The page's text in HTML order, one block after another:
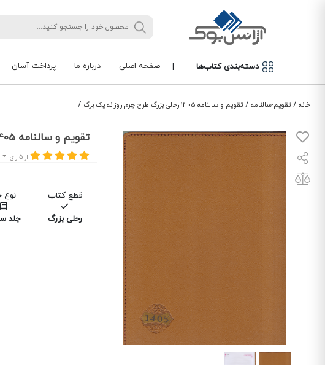
دسته‌بندی کتاب‌ها | صفحه اصلی درباره ما پرداخت آسان
خانه / تقویم-سالنامه / تقویم و سالنامه 1405 رحلی بزرگ طرح چرم روزانه یک برگ /
تقویم و سالنامه 1405 رحلی بزرگ طرح چرم روزانه یک برگ
از 5 رای
قطع کتاب
رحلی بزرگ
نوع
جلد